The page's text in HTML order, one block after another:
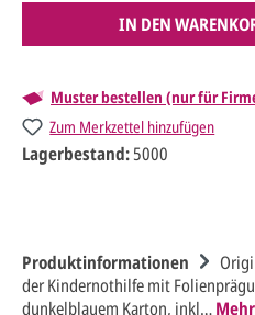
IN DEN
Muster bestellen (nur für
Zum Merkzettel hinzufügen
Lagerbestand:5000
Produktinformationen
der Kindernothilfe mit
dunkelblauem Karton, inkl…Mehr